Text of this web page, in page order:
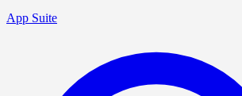
App Suite